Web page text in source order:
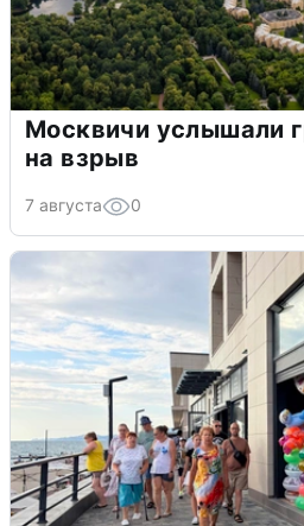
Москвичи услышали
на взрыв
7 августа 0